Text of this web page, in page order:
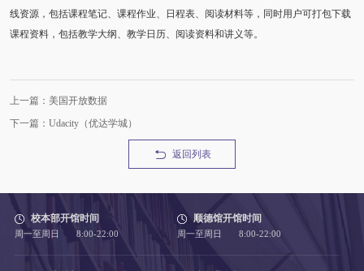
线资源，包括课程笔记、课程作业、日程表、阅读材料等，同时用户可打包下载
课程资料，包括教学大纲、教学日历、阅读资料和讲义等。
上一篇：美国开放数据
下一篇：Udacity（优达学城）
返回列表
校本部开馆时间
周一至周日 8:00-22:00
顺德馆开馆时间
周一至周日 8:00-22:00